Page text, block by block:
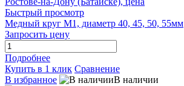
Быстрый просмотр
Медный круг М1, диаметр 40, 45, 50, 55мм
Запросить цену
Подробнее
Купить в 1 клик Сравнение
В избранное
В наличии